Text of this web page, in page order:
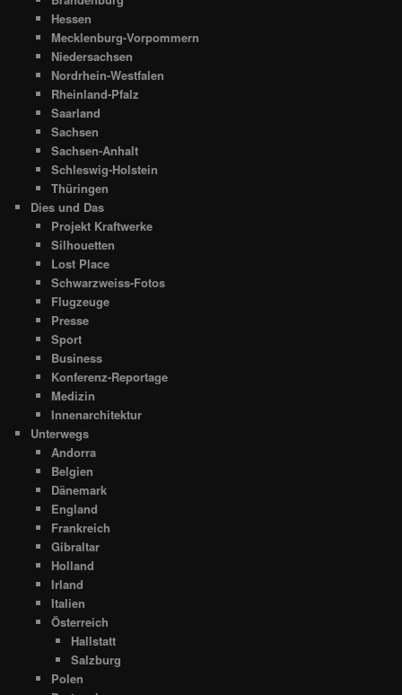
Hessen
Mecklenburg-Vorpommern
Niedersachsen
Nordrhein-Westfalen
Rheinland-Pfalz
Saarland
Sachsen
Sachsen-Anhalt
Schleswig-Holstein
Thüringen
Dies und Das
Projekt Kraftwerke
Silhouetten
Lost Place
Schwarzweiss-Fotos
Flugzeuge
Presse
Sport
Business
Konferenz-Reportage
Medizin
Innenarchitektur
Unterwegs
Andorra
Belgien
Dänemark
England
Frankreich
Gibraltar
Holland
Irland
Italien
Österreich
Hallstatt
Salzburg
Polen